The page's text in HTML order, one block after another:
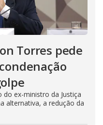
Torres pede
ex-ministro da Justiça
alternativa, a redução da